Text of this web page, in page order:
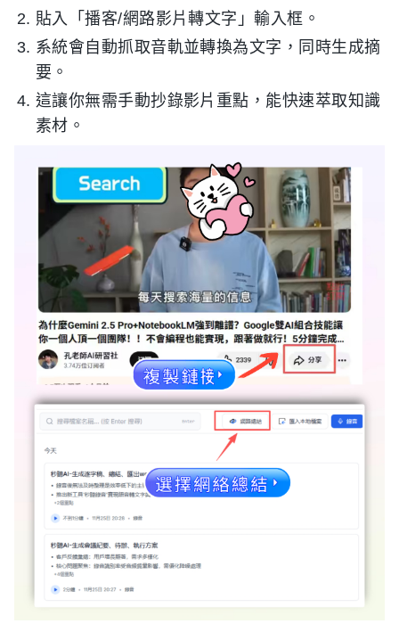
貼入「播客/網路影片轉文字」輸入框。
系統會自動抓取音軌並轉換為文字，同時生成摘
要。
這讓你無需手動抄錄影片重點，能快速萃取知識
素材。